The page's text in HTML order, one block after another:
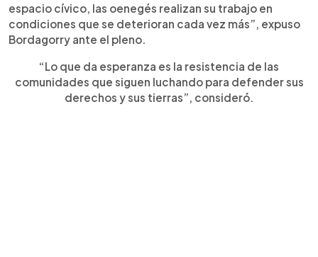
espacio cívico, las oenegés realizan su trabajo en
condiciones que se deterioran cada vez más”, expuso
Bordagorry ante el pleno.
“Lo que da esperanza es la resistencia de las
comunidades que siguen luchando para defender sus
derechos y sus tierras”, consideró.